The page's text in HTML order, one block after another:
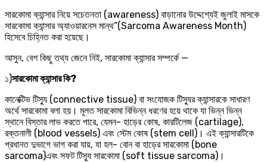
সারকোমা ক্যান্সার নিয়ে সচেতনতা (awareness) বাড়ানোর উদ্দেশ্যেই জুলাই মাসকে
সারকোমা ক্যান্সার অ্যাওয়ারনেস মান্থ”(Sarcoma Awareness Month)
হিসেবে চিহ্নিত করা হয়েছে।
আসুন, বেশ কিছু তথ্য জেনে নিই, সারকোমা ক্যান্সার সম্পর্কে —
১)সারকোমা ক্যান্সার কি?
কানেক্টিভ টিস্যু (connective tissue) বা সংযোজক টিস্যুর ক্যান্সারকে সাধারণ
অর্থে সারকোমা বলা হয়। মূলত সারকোমা বিভিন্ন ধরণের হয়ে থাকে যা ভিন্ন ভিন্ন
স্থানে বিস্তার লাভ করতে পারে, যেমন- হাড়ের কোষ, কারটিলেজ (cartilage),
রক্তনালী (blood vessels) এবং স্টেম কোষ (stem cell)। এই ক্যান্সারটিকে
প্রধানত দুভাগে ভাগ করা যায়, যা হল- বোন বা হাড়ের সারকোমা (bone
sarcoma)এবং সফট টিস্যু সারকোমা (soft tissue sarcoma)।